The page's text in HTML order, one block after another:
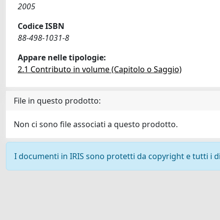
2005
Codice ISBN
88-498-1031-8
Appare nelle tipologie:
2.1 Contributo in volume (Capitolo o Saggio)
File in questo prodotto:
Non ci sono file associati a questo prodotto.
I documenti in IRIS sono protetti da copyright e tutti i